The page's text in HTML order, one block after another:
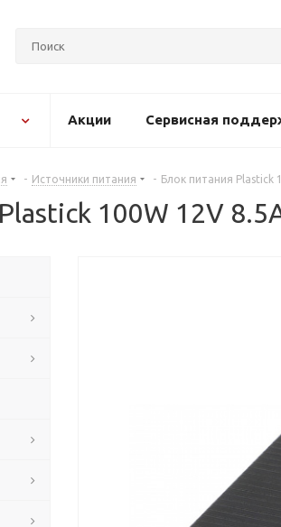
Акции Сервисная
- Источники питания - Блок питания Plastick
100W 12V